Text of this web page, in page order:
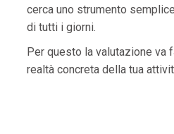
cerca uno strumento
di tutti i giorni.
Per questo la valutazione va
realtà concreta della tua